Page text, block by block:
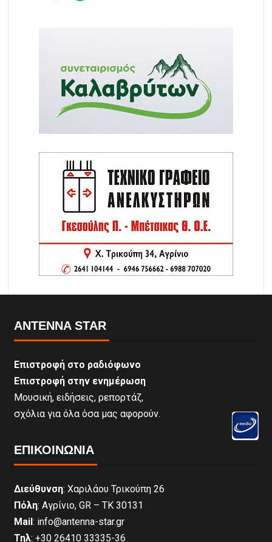
ANTENNA STAR
Επιστροφή στο ραδιόφωνο
Επιστροφή στην ενημέρωση
Μουσική, ειδήσεις, ρεπορτάζ,
σχόλια για όλα όσα μας αφορούν.
ΕΠΙΚΟΙΝΩΝΊΑ
Διεύθυνση: Χαριλάου Τρικούπη 26
Πόλη: Αγρίνιο, GR – ΤΚ 30131
Mail : info@antenna-star.gr
Τηλ: +30 26410 33335-36